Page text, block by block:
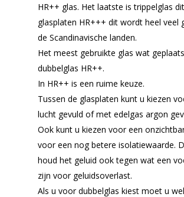
HR++ glas. Het laatste is trippelglas
glasplaten HR+++ dit wordt heel veel
de Scandinavische landen.
Het meest gebruikte glas wat
dubbelglas HR++.
In HR++ is een ruime keuze.
Tussen de glasplaten kunt u kiezen
lucht gevuld of met edelgas argon
Ook kunt u kiezen voor een
voor een nog betere isolatiewaarde.
houd het geluid ook tegen wat een
zijn voor geluidsoverlast.
Als u voor dubbelglas kiest moet u